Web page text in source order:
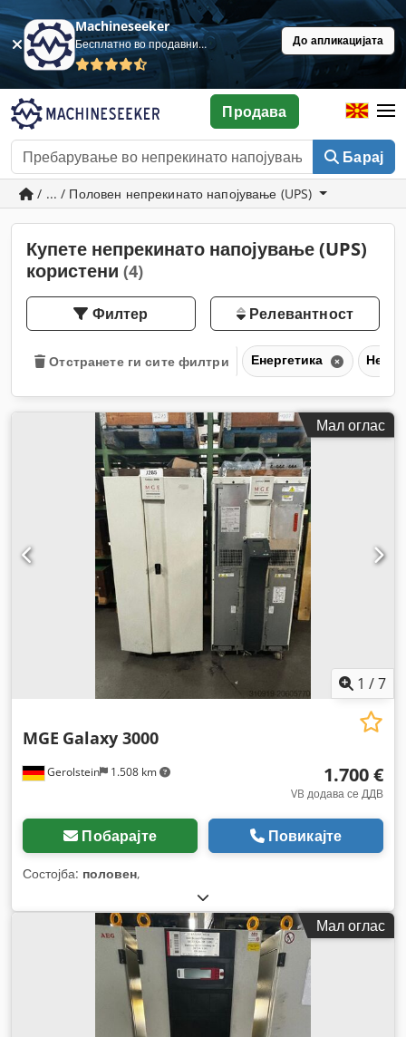
Machineseeker
Бесплатно во продавница До апликацијата
Барај
Продава
/ ... / Половен непрекинато напојување (UPS)
Купете непрекинато напојување (UPS)
користени (4)
Филтер Релевантност
Отстранете ги сите филтри Енергетика
Мал оглас
1 /7
Gerolstein 1.508 km
MGE Galaxy 3000
1.700 €
VB додава се ДДВ
Побарајте Повикајте
Состојба: половен,
Мал оглас